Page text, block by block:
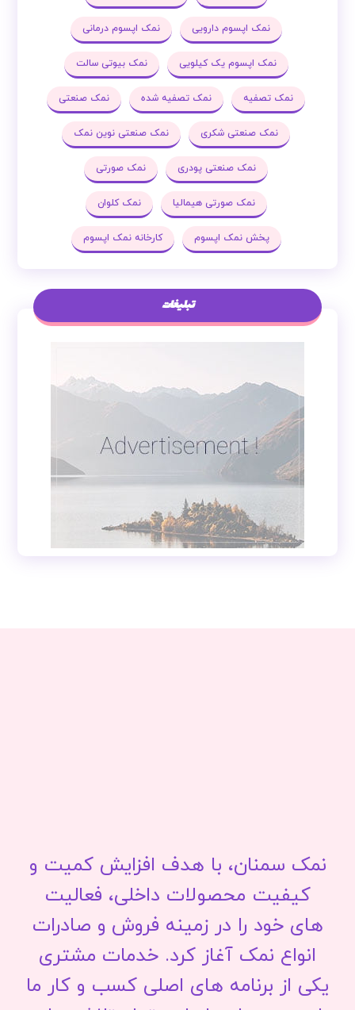
نمک اپسوم دارویی نمک اپسوم درمانی
نمک اپسوم یک کیلویی نمک بیوتی سالت
نمک تصفیه نمک تصفیه شده نمک صنعتی
نمک صنعتی شکری نمک صنعتی نوین نمک
نمک صنعتی پودری نمک صورتی
نمک صورتی هیمالیا نمک کلوان
پخش نمک اپسوم کارخانه نمک اپسوم
تبلیغات
نمک سمنان، با هدف افزایش کمیت و
کیفیت محصولات داخلی، فعالیت
های خود را در زمینه فروش و صادرات
انواع نمک آغاز کرد. خدمات مشتری
یکی از برنامه های اصلی کسب و کار ما